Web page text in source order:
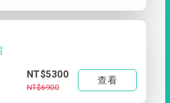
NT$5300
NT$6900
查看